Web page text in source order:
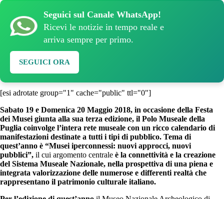
Seguici sul Canale WhatsApp!
Ricevi le notizie in tempo reale e
arriva sempre per primo.
SEGUICI ORA
[esi adrotate group="1" cache="public" ttl="0"]
Sabato 19 e Domenica 20 Maggio 2018, in occasione della Festa
dei Musei giunta alla sua terza edizione, il Polo Museale della
Puglia coinvolge l’intera rete museale con un ricco calendario di
manifestazioni destinate a tutti i tipi di pubblico. Tema di
quest’anno è “Musei iperconnessi: nuovi approcci, nuovi
pubblici”, il cui argomento centrale è la connettività e la creazione
del Sistema Museale Nazionale, nella prospettiva di una piena e
integrata valorizzazione delle numerose e differenti realtà che
rappresentano il patrimonio culturale italiano.